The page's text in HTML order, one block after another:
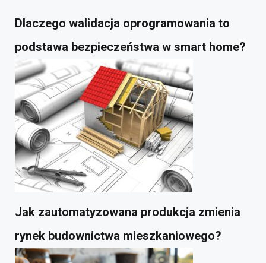
Dlaczego walidacja oprogramowania to
podstawa bezpieczeństwa w smart home?
Jak zautomatyzowana produkcja zmienia
rynek budownictwa mieszkaniowego?